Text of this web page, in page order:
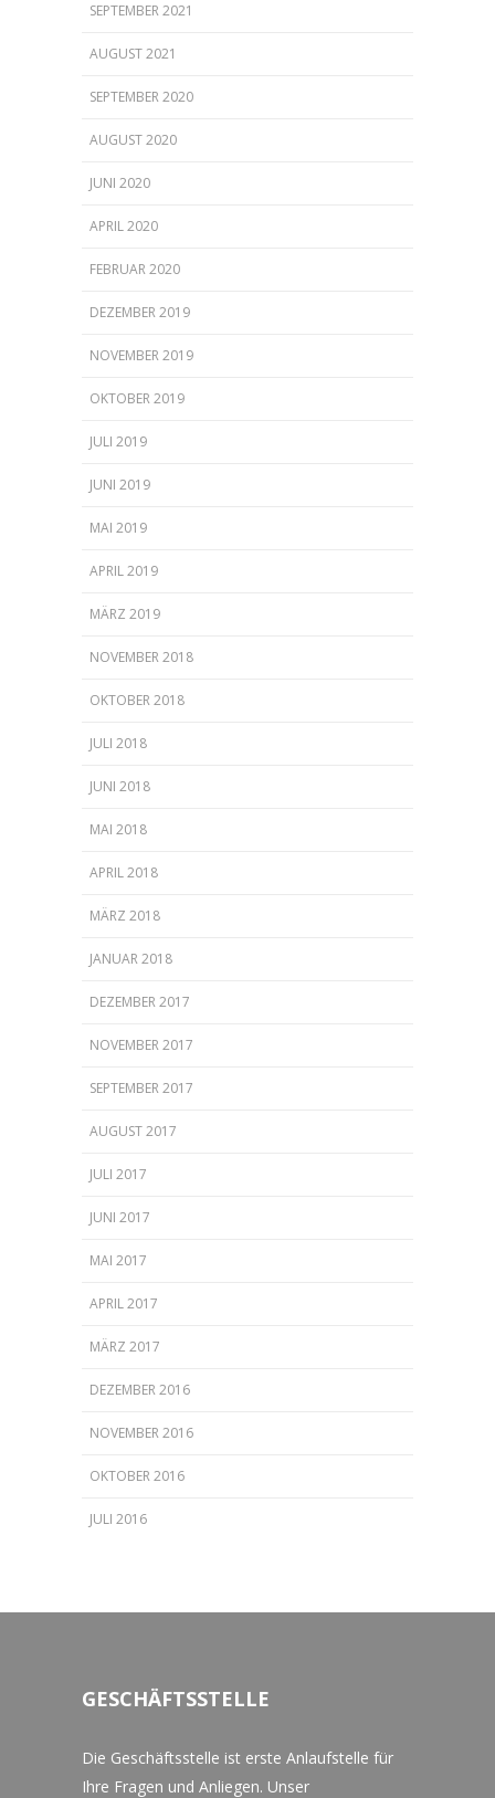
SEPTEMBER 2021
AUGUST 2021
SEPTEMBER 2020
AUGUST 2020
JUNI 2020
APRIL 2020
FEBRUAR 2020
DEZEMBER 2019
NOVEMBER 2019
OKTOBER 2019
JULI 2019
JUNI 2019
MAI 2019
APRIL 2019
MÄRZ 2019
NOVEMBER 2018
OKTOBER 2018
JULI 2018
JUNI 2018
MAI 2018
APRIL 2018
MÄRZ 2018
JANUAR 2018
DEZEMBER 2017
NOVEMBER 2017
SEPTEMBER 2017
AUGUST 2017
JULI 2017
JUNI 2017
MAI 2017
APRIL 2017
MÄRZ 2017
DEZEMBER 2016
NOVEMBER 2016
OKTOBER 2016
JULI 2016
GESCHÄFTSSTELLE
Die Geschäftsstelle ist erste Anlaufstelle für
Ihre Fragen und Anliegen. Unser